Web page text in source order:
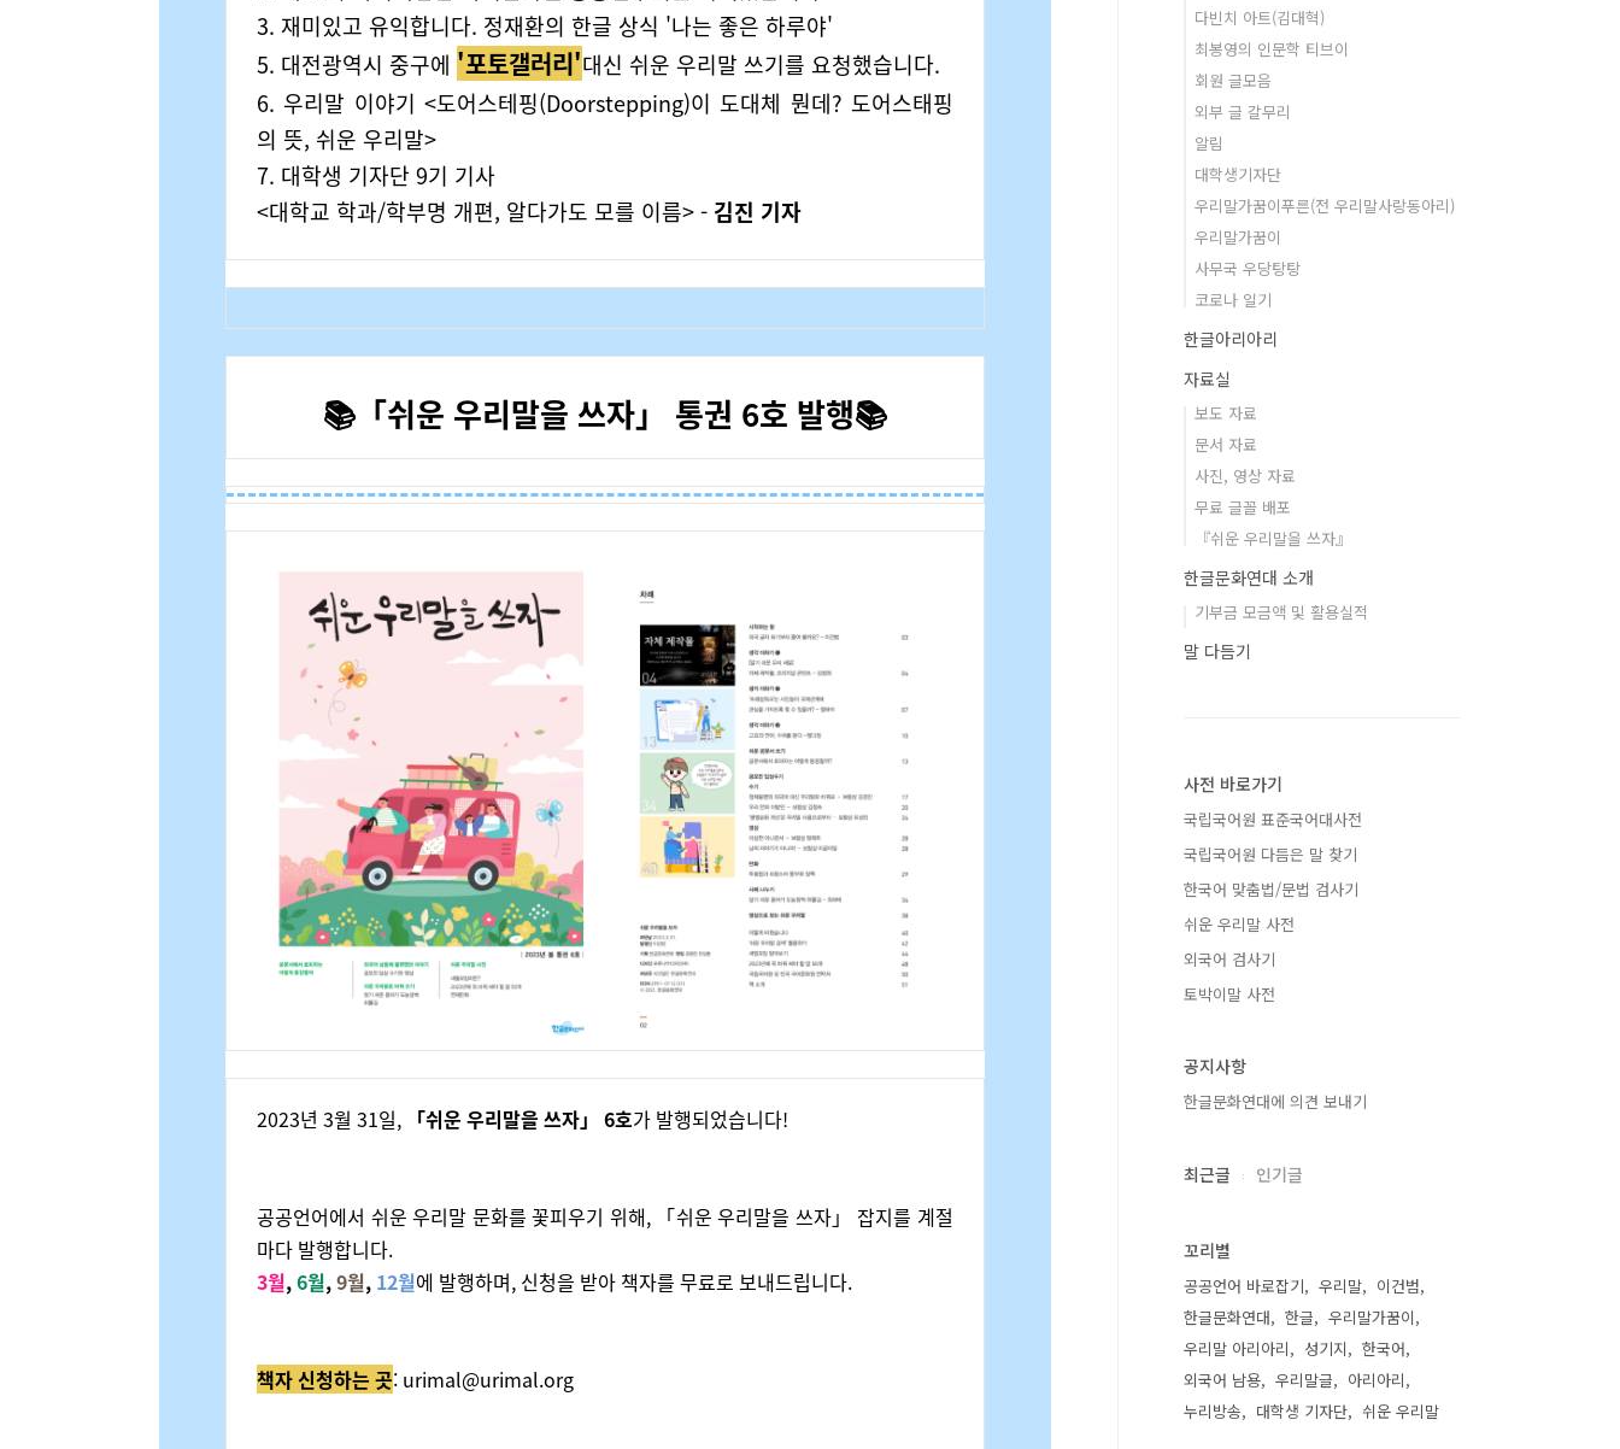
3. 재미있고 유익합니다. 정재환의 한글 상식 '나는 좋은 하루야'
5. 대전광역시 중구에 '포토갤러리'대신 쉬운 우리말 쓰기를 요청했습니다.
6.우리말 이야기 <도어스테핑(Doorstepping)이 도대체 뭔데? 도어스태핑
의 뜻, 쉬운 우리말>
7. 대학생 기자단 9기 기사
<대학교 학과/학부명 개편, 알다가도 모를 이름> - 김진 기자
📚「쉬운 우리말을 쓰자」 통권 6호 발행📚
2023년 3월 31일, 「쉬운 우리말을 쓰자」 6호가 발행되었습니다!
공공언어에서 쉬운 우리말 문화를 꽃피우기 위해, 「쉬운 우리말을 쓰자」 잡지를 계절
마다 발행합니다.
3월,6월,9월, 12월에 발행하며, 신청을 받아 책자를 무료로 보내드립니다.
책자 신청하는 곳: urimal@urimal.org
다빈치 아트(김대혁)
최봉영의 인문학 티브이
회원 글모음
외부 글 갈무리
알림
대학생기자단
우리말가꿈이푸른(전 우리말사랑동아리)
우리말가꿈이
사무국 우당탕탕
코로나 일기
한글아리아리
자료실
보도 자료
문서 자료
사진, 영상 자료
무료 글꼴 배포
『쉬운 우리말을 쓰자』
한글문화연대 소개
기부금 모금액 및 활용실적
말 다듬기
사전 바로가기
국립국어원 표준국어대사전
국립국어원 다듬은 말 찾기
한국어 맞춤법/문법 검사기
쉬운 우리말 사전
외국어 검사기
토박이말 사전
공지사항
한글문화연대에 의견 보내기
최근글 인기글
꼬리별
공공언어 바로잡기 우리말
이건범
한글문화연대
한글
우리말가꿈이
우리말 아리아리
성기지
한국어
외국어 남용
우리말글
아리아리
누리방송
대학생 기자단 쉬운 우리말